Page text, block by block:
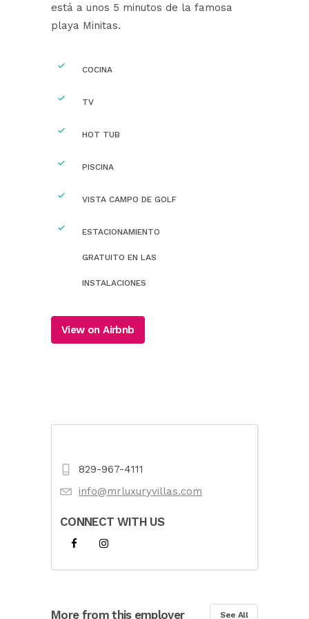
está a unos 5 minutos de la famosa
playa Minitas.
COCINA
TV
HOT TUB
PISCINA
VISTA CAMPO DE GOLF
ESTACIONAMIENTO
GRATUITO EN LAS
INSTALACIONES
View on Airbnb
829-967-4111
info@mrluxuryvillas.com
CONNECT WITH US
More from this employer See All